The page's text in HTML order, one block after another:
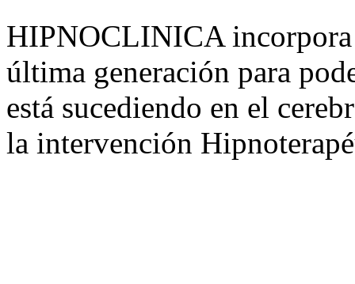
HIPNOCLINICA
última generación para
está sucediendo en el
la intervención